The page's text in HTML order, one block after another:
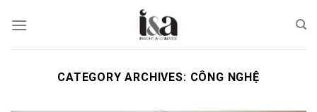
CATEGORY ARCHIVES: CÔNG NGHỆ